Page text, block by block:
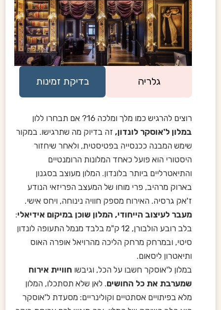
גלריה בדיקת זמינות
רוצים להרגיש כמו מלך ומלכה 16? אם תבחרו ללון
במלון ל'אוסקר לונדון, זה בדיוק מה שתרגישו. במקור
שימש המבנה ככנסייה בפטיסטית, ולאחר שיחזור
היסטורי הוא פועל כאחד המלונות הרומנטיים
והתיאטרליים ביותר בלונדון. המלון מעוצב בסגנון
בארוק מרהיב, פרי מוחו של המעצב הפריזאי הנודע
ז'אק גרסיה. האירוח מספק חוויה נינוחה, ויחס אישי.
מעבר לעיצוב הייחודי, המלון שוכן במיקום אידיאלי:
בלב רובע הולבורן, 12 ק"מ בלבד מנמל התעופה לונדון
סיטי, ובמרחק מרחק הליכה מהרויאל אופרה האוס
ותיאטרון ליסאום.
במלון ל'אוסקר חשבו על הכל, וגיבשו חוויית אירוח
שמערבת את כל החושים. לאן שלא תסתכלו, המלון
מלא בפיתויים אסתטיים וקולינריים: מסעדת ל'אוסקר